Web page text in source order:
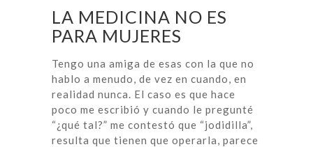
LA MEDICINA NO ES
PARA MUJERES
Tengo una amiga de esas con la que no
hablo a menudo, de vez en cuando, en
realidad nunca. El caso es que hace
poco me escribió y cuando le pregunté
“¿qué tal?” me contestó que “jodidilla”,
resulta que tienen que operarla, parece